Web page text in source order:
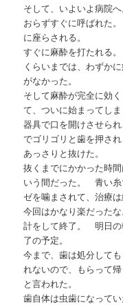
そして、いよいよ病院
おらずすぐに呼ばれた
に座らされる。
すぐに麻酔を打たれる
くらいまでは、わずか
がなかった。
そして麻酔が完全に効
て、ついに始まってしま
器具で口を開けさせら
でゴリゴリと歯を押さ
あっさりと抜けた。
抜くまでにかかった時
いう間だった。 青い糸
ゼを噛まされて、治療は
今回はかなり楽だった
計をして終了。 明日の
了の予定。
今まで、歯は処分して
れないので、もらって
と言われた。
歯自体は虫歯になってい